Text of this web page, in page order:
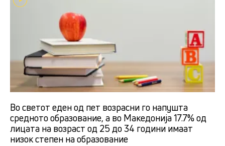
Во светот еден од пет возрасни го напушта
средното образование, а во Македонија 17.7% од
лицата на возраст од 25 до 34 години имаат
низок степен на образование